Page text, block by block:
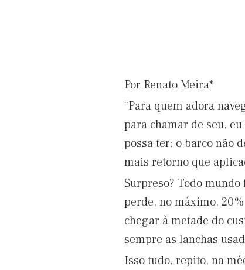
Por Renato Meira*
“Para quem adora
para chamar de seu,
possa ter: o barco não
mais retorno que
Surpreso? Todo
perde, no máximo,
chegar à metade do
sempre as lanchas
Isso tudo, repito, na